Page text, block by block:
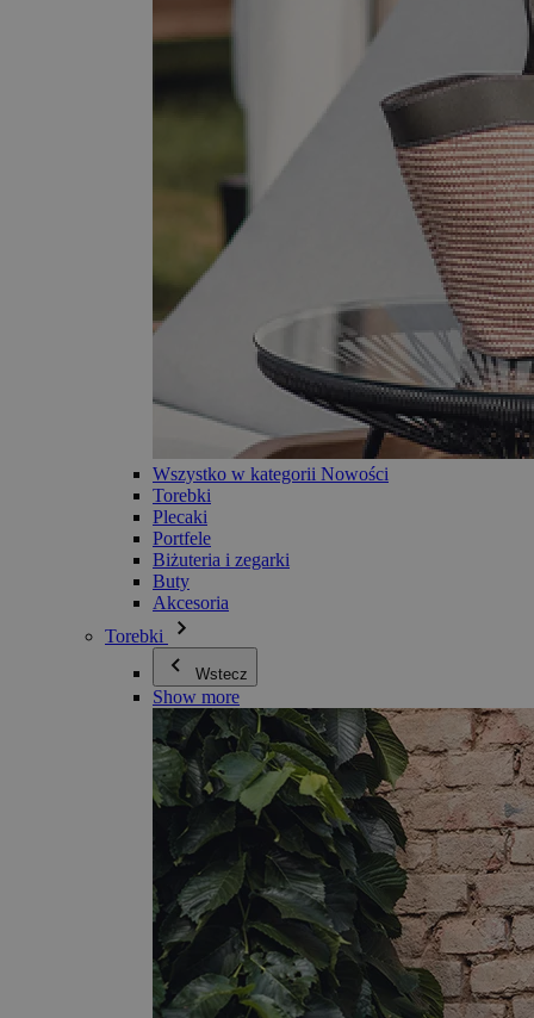
Wszystko w kategorii Nowości
Torebki
Plecaki
Portfele
Biżuteria i zegarki
Buty
Akcesoria
Torebki
Wstecz
Show more